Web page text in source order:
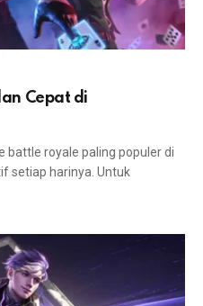
Cepat di
battle royale paling populer di
setiap harinya. Untuk